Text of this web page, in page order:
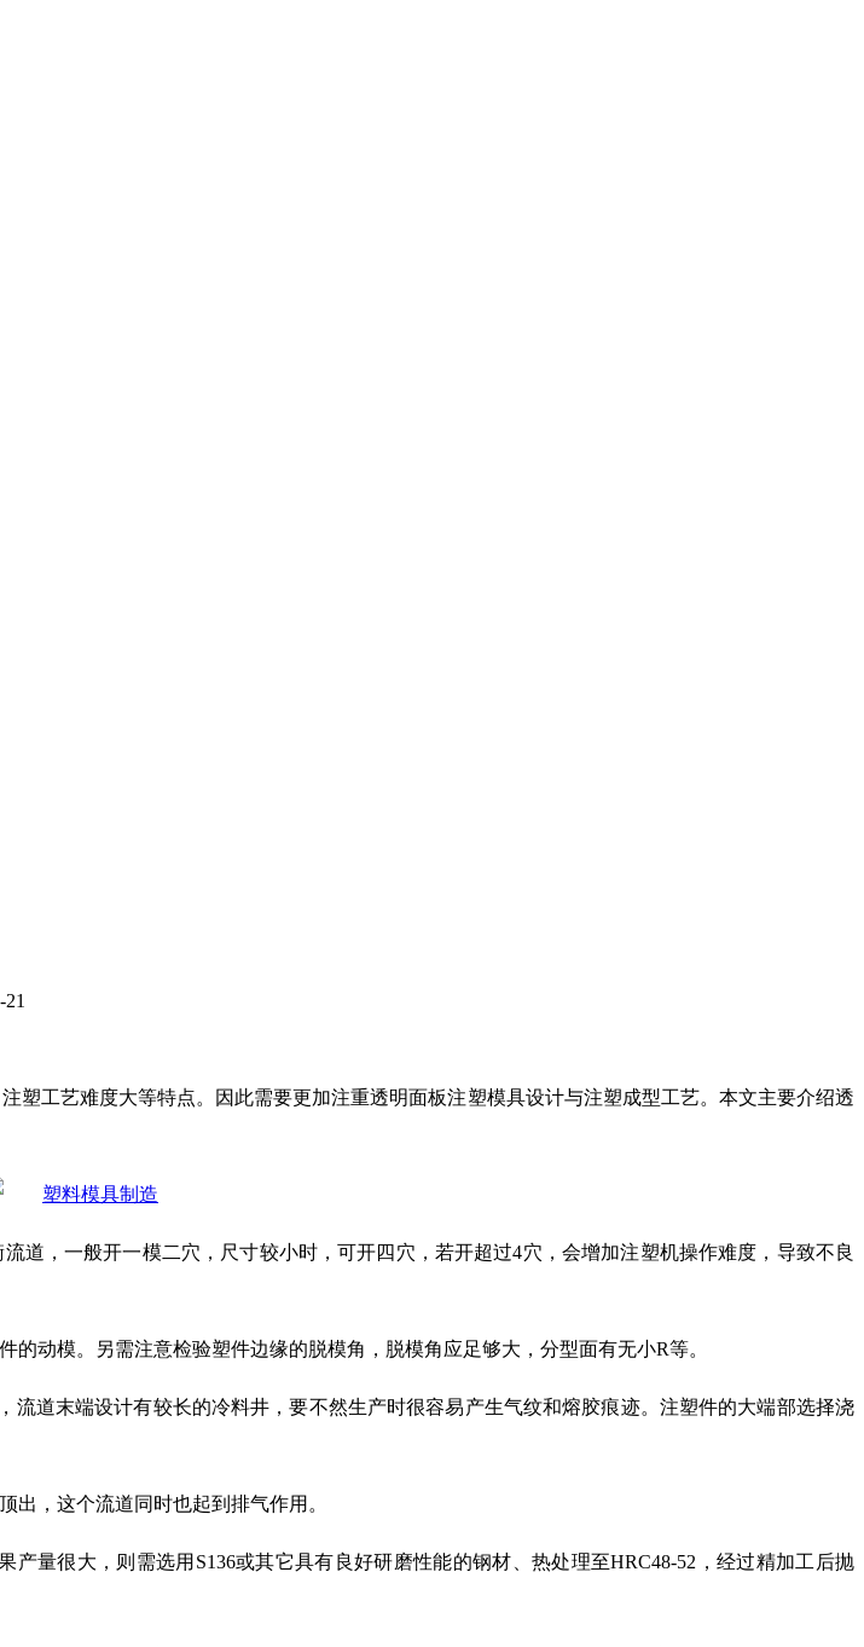
塑工艺难度大等特点。因此需要更加注重透明面板注塑模具设计与注塑成型工艺。本文主要介绍透
道，一般开一模二穴，尺寸较小时，可开四穴，若开超过4穴，会增加注塑机操作难度，导致不良
动模。另需注意检验塑件边缘的脱模角，脱模角应足够大，分型面有无小R等。
道末端设计有较长的冷料井，要不然生产时很容易产生气纹和熔胶痕迹。注塑件的大端部选择浇
出，这个流道同时也起到排气作用。
量很大，则需选用S136或其它具有良好研磨性能的钢材、热处理至HRC48-52，经过精加工后抛